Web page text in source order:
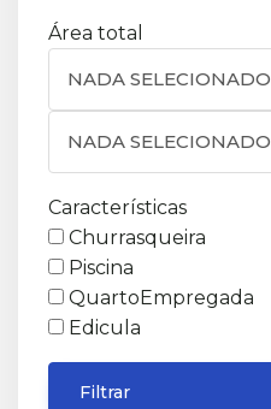
Área total
NADA SELECIONADO
NADA SELECIONADO
Características
Churrasqueira
Piscina
QuartoEmpregada
Edicula
Filtrar